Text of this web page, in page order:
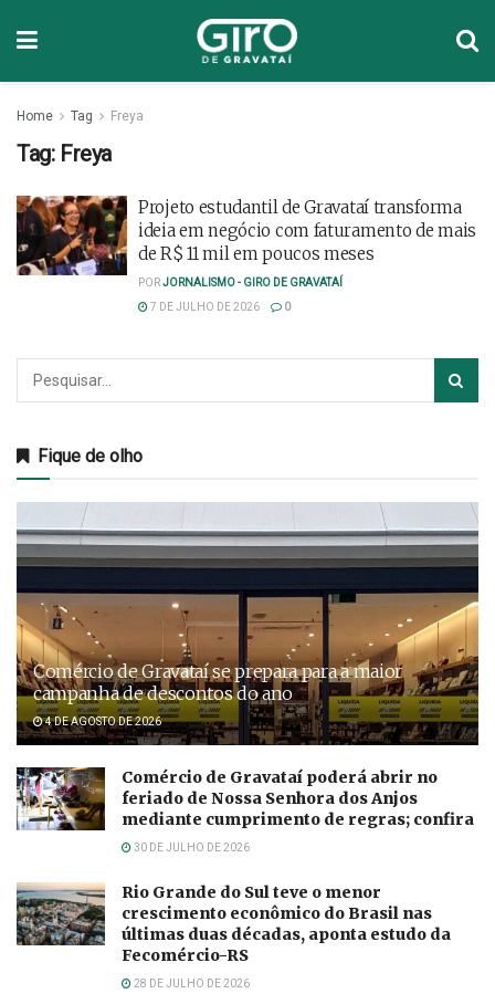
Home Tag Freya
Tag: Freya
Projeto estudantil de Gravataí transforma
ideia em negócio com faturamento de mais
de R$ 11 mil em poucos meses
PORJORNALISMO - GIRO DE GRAVATAÍ
7 DE JULHO DE 2026
0
Fique de olho
Comércio de Gravataí se prepara para a maior
campanha de descontos do ano
4 DE AGOSTO DE 2026
Comércio de Gravataí poderá abrir no
feriado de Nossa Senhora dos Anjos
mediante cumprimento de regras; confira
30 DE JULHO DE 2026
Rio Grande do Sul teve o menor
crescimento econômico do Brasil nas
últimas duas décadas, aponta estudo da
Fecomércio-RS
28 DE JULHO DE 2026